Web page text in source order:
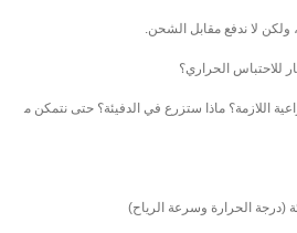
ولكن لا ندفع مقابل الشحن.
اللازمة؟ ماذا ستزرع في الدفيئة؟ حتى نتمكن م
(درجة الحرارة وسرعة الرياح)